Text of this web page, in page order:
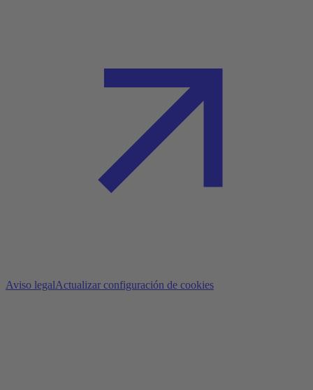
Aviso legalActualizar configuración de cookies